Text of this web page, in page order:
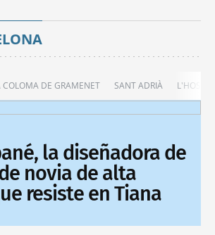
COLOMA DE GRAMENET SANT ADRIÀ
la diseñadora de
novia de alta
resiste en Tiana